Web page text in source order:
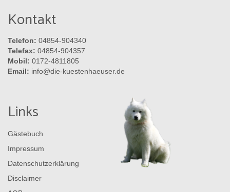
Kontakt
Telefon: 04854-904340
Telefax: 04854-904357
Mobil: 0172-4811805
Email: info@die-kuestenhaeuser.de
Links
Gästebuch
Impressum
Datenschutzerklärung
Disclaimer